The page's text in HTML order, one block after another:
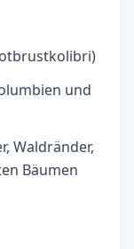
und
Waldränder,
Bäumen